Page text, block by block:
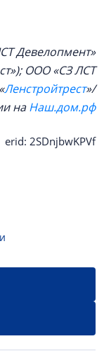
Девелопмент»
ООО «СЗ ЛСТ
Ленстройтрест»/
наНаш.дом.рф
erid: 2SDnjbwKPVf